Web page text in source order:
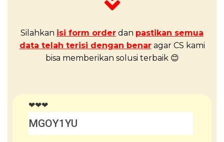
Silahkan isi form order dan pastikan semua
data telah terisi dengan benaragar CS kami
bisa memberikan solusi terbaik 😊
❤❤❤